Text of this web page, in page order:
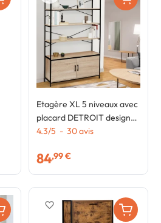
Etagère XL 5 niveaux avec
placard DETROIT design
industriel 170 CM
4.3/5 - 30avis
84,99 €
favorite_border